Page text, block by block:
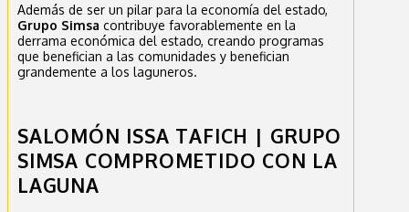
Además de ser un pilar para la economía del estado,
Grupo Simsa contribuye favorablemente en la
derrama económica del estado, creando programas
que benefician a las comunidades y benefician
grandemente a los laguneros.
SALOMÓN ISSA TAFICH | GRUPO
SIMSA COMPROMETIDO CON LA
LAGUNA